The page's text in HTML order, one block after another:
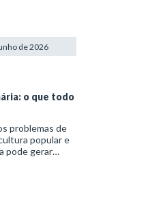
P
de 2026
o que todo
problemas de
popular e
pode gerar
excessiva